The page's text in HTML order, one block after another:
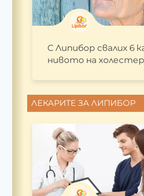
С Липибор свалих 6
нивото на
ЛЕКАРИТЕ ЗА ЛИПИБОР